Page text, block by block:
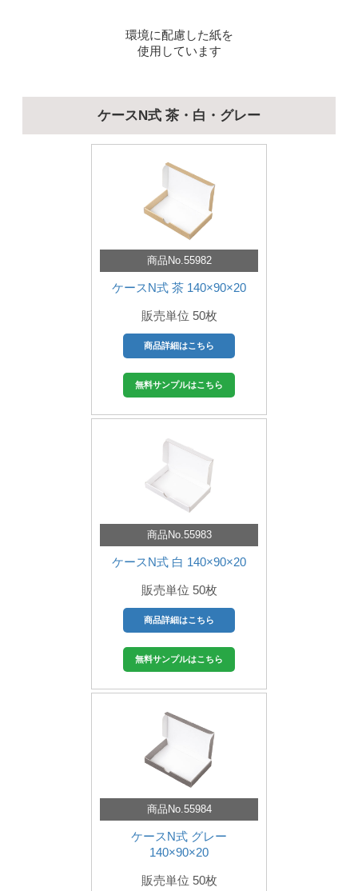
環境に配慮した紙を
使用しています
ケースN式 茶・白・グレー
商品No.55982
ケースN式 茶 140×90×20
販売単位 50枚
商品詳細はこちら
無料サンプルはこちら
商品No.55983
ケースN式 白 140×90×20
販売単位 50枚
商品詳細はこちら
無料サンプルはこちら
商品No.55984
ケースN式 グレー
140×90×20
販売単位 50枚